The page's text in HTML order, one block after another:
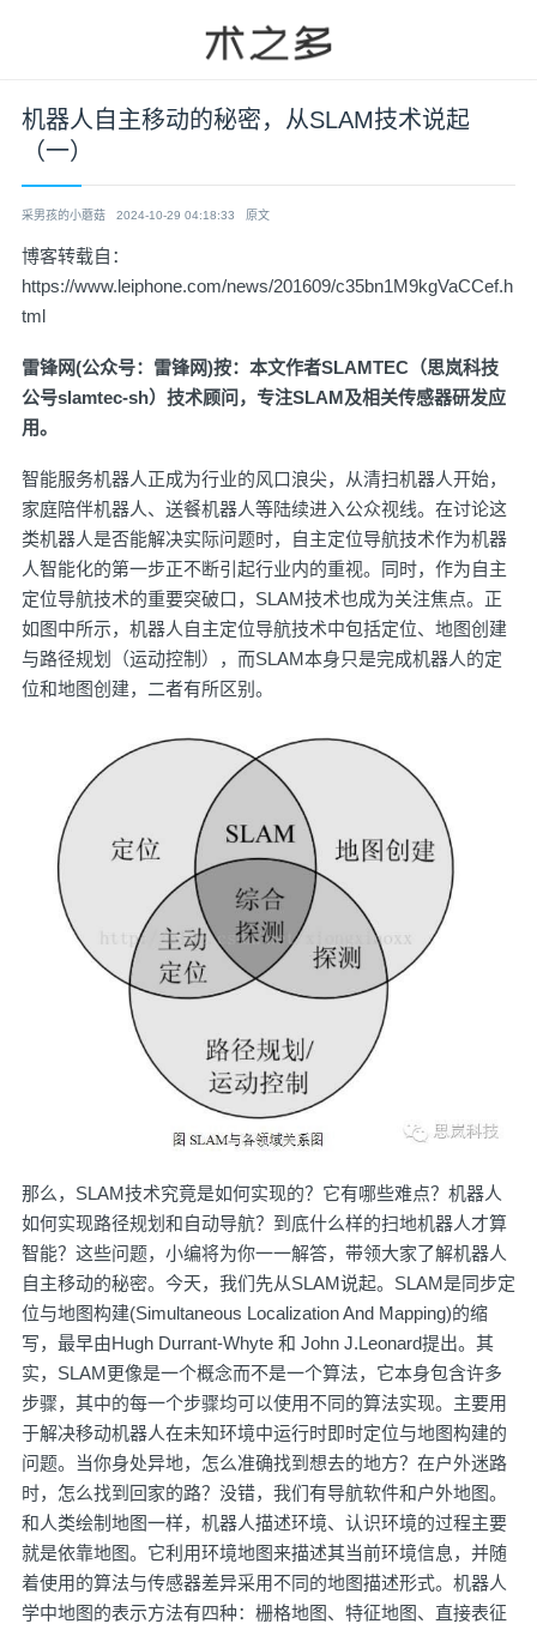
机器人自主移动的秘密，从SLAM技术说起
（一）
采男孩的小蘑菇 2024-10-29 04:18:33 原文
博客转载自：
https://www.leiphone.com/news/201609/c35bn1M9kgVaCCef.h
tml
雷锋网(公众号：雷锋网)按：本文作者SLAMTEC（思岚科技
公号slamtec-sh）技术顾问，专注SLAM及相关传感器研发应
用。
智能服务机器人正成为行业的风口浪尖，从清扫机器人开始，
家庭陪伴机器人、送餐机器人等陆续进入公众视线。在讨论这
类机器人是否能解决实际问题时，自主定位导航技术作为机器
人智能化的第一步正不断引起行业内的重视。同时，作为自主
定位导航技术的重要突破口，SLAM技术也成为关注焦点。正
如图中所示，机器人自主定位导航技术中包括定位、地图创建
与路径规划（运动控制），而SLAM本身只是完成机器人的定
位和地图创建，二者有所区别。
那么，SLAM技术究竟是如何实现的？它有哪些难点？机器人
如何实现路径规划和自动导航？到底什么样的扫地机器人才算
智能？这些问题，小编将为你一一解答，带领大家了解机器人
自主移动的秘密。今天，我们先从SLAM说起。SLAM是同步定
位与地图构建(Simultaneous Localization And Mapping)的缩
写，最早由Hugh Durrant-Whyte 和 John J.Leonard提出。其
实，SLAM更像是一个概念而不是一个算法，它本身包含许多
步骤，其中的每一个步骤均可以使用不同的算法实现。主要用
于解决移动机器人在未知环境中运行时即时定位与地图构建的
问题。当你身处异地，怎么准确找到想去的地方？在户外迷路
时，怎么找到回家的路？没错，我们有导航软件和户外地图。
和人类绘制地图一样，机器人描述环境、认识环境的过程主要
就是依靠地图。它利用环境地图来描述其当前环境信息，并随
着使用的算法与传感器差异采用不同的地图描述形式。机器人
学中地图的表示方法有四种：栅格地图、特征地图、直接表征